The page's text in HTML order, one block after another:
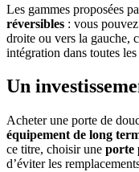
Les gammes proposées
réversibles : vous
droite ou vers la gauche,
intégration dans toutes
Un
Acheter une porte de
équipement de long
ce titre, choisir une porte
d’éviter les